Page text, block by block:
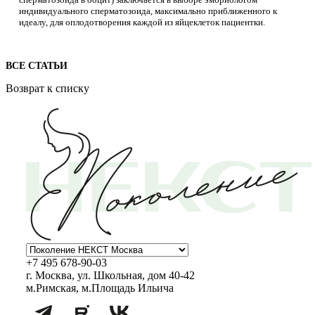
индивидуального сперматозоида, максимально приближенного к
идеалу, для оплодотворения каждой из яйцеклеток пациентки.
ВСЕ СТАТЬИ
Возврат к списку
+7 495 678-90-03
г. Москва, ул. Школьная, дом 40-42
м.Римская, м.Площадь Ильича